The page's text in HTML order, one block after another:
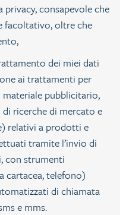
consapevole che
facoltativo, oltre che
dei miei dati
ai trattamenti per
pubblicitario,
ricerche di mercato e
relativi a prodotti e
tramite l’invio di
con strumenti
cartacea, telefono)
di chiamata
e mms.